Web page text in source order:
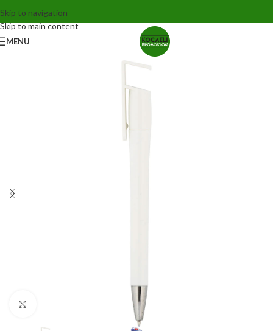
Skip to navigation
Skip to main content
MENU